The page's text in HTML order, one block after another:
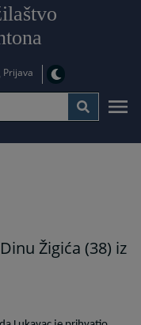
Prijava
Žigića (38) iz